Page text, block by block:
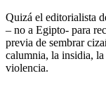
Quizá el editorialista
– no a Egipto- para
previa de sembrar
calumnia, la insidia,
violencia.